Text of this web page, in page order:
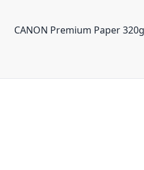
CANON Premium Paper